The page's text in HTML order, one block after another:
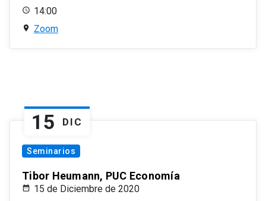
14:00
Zoom
15 DIC
Seminarios
Tibor Heumann, PUC Economía
15 de Diciembre de 2020